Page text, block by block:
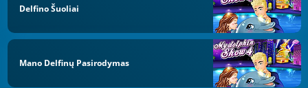
Delfino Šuoliai
Mano Delfinų Pasirodymas